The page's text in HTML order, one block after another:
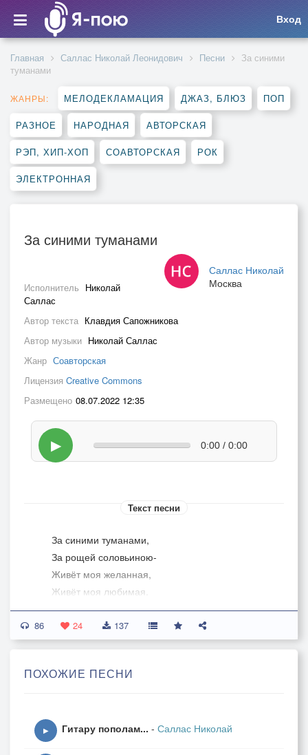
Вход
Главная Саллас Николай Леонидович Песни
За синими
туманами
ЖАНРЫ: МЕЛОДЕКЛАМАЦИЯ ДЖАЗ, БЛЮЗ ПОП
РАЗНОЕ НАРОДНАЯ АВТОРСКАЯ
РЭП, ХИП-ХОП СОАВТОРСКАЯ РОК
ЭЛЕКТРОННАЯ
За синими туманами
Саллас Николай
Москва
Исполнитель Николай
Саллас
Автор текста Клавдия Сапожникова
Автор музыки Николай Саллас
Жанр Соавторская
Лицензия Creative Commons
Размещено 08.07.2022 12:35
▶ 0:00 / 0:00
Текст песни
За синими туманами,
За рощей соловьиною-
Живёт моя желанная,
Живёт моя любимая.
Ей ветер из далёких стран
Приносит песни нежные
И для неё весной цветут
Осторожно погасит рассвет.
86 24 137
ПОХОЖИЕ ПЕСНИ
▶ Гитару пополам... - Саллас Николай